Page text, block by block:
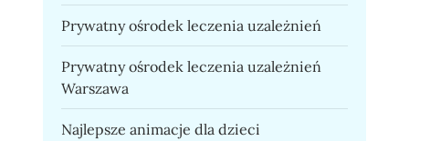
Prywatny ośrodek leczenia uzależnień
Prywatny ośrodek leczenia uzależnień
Warszawa
Najlepsze animacje dla dzieci